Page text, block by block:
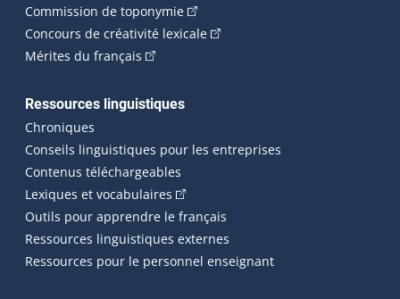
Commission de toponymie(Cet hyperlien externe s'ouvrira
Concours de créativité lexicale(Cet hyperlien externe
Mérites du français (Cet hyperlien externe s'ouvrira dans une
Ressources linguistiques
Chroniques
Conseils linguistiques pour les entreprises
Contenus téléchargeables
Lexiques et vocabulaires (Cet hyperlien externe s'ouvrira
Outils pour apprendre le français
Ressources linguistiques externes
Ressources pour le personnel enseignant